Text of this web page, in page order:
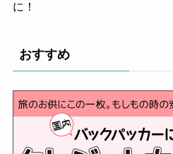
に！
おすすめ